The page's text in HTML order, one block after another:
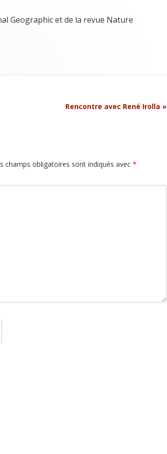
Geographic et de la revue Nature
Rencontre avec René Irolla »
champs obligatoires sont indiqués avec *